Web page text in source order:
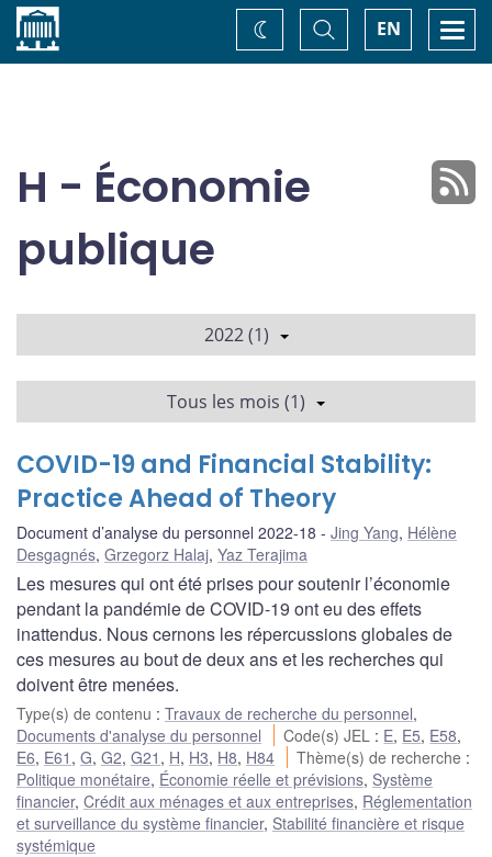
Accueil EN
Basculer
la
recherche
Changez
de
H - Économie
publique
2022 (1)
Tous les mois (1)
COVID-19 and Financial Stability:
Practice Ahead of Theory
Document d’analyse du personnel 2022-18 Jing Yang, Hélène
Desgagnés, Grzegorz Halaj, Yaz Terajima
Les mesures qui ont été prises pour soutenir l’économie
pendant la pandémie de COVID-19 ont eu des effets
inattendus. Nous cernons les répercussions globales de
ces mesures au bout de deux ans et les recherches qui
doivent être menées.
Type(s) de contenu : Travaux de recherche du personnel,
Documents d'analyse du personnel
Code(s) JEL : E, E5, E58,
E6, E61 , G, G2, G21 , H, H3, H8, H84 Thème(s) de recherche :
Politique monétaire, Économie réelle et prévisions, Système
financier, Crédit aux ménages et aux entreprises, Réglementation
et surveillance du système financier, Stabilité financière et risque
systémique